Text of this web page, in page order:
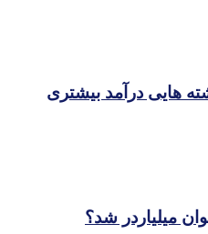
هایی درآمد بیشتری
میلیاردر شد؟